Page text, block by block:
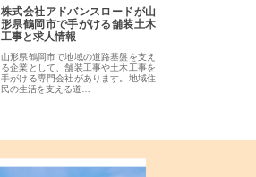
株式会社アドバンスロードが山
形県鶴岡市で手がける舗装土木
工事と求人情報
山形県鶴岡市で地域の道路基盤を支え
る企業として、舗装工事や土木工事を
手がける専門会社があります。地域住
民の生活を支える道…